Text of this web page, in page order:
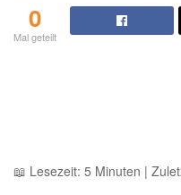
0
Mal geteilt
📖 Lesezeit: 5 Minuten |